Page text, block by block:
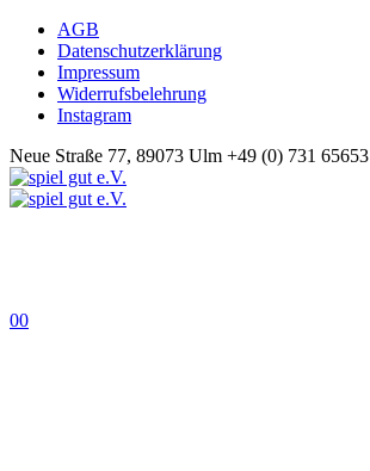
AGB
Datenschutzerklärung
Impressum
Widerrufsbelehrung
Instagram
Neue Straße 77, 89073 Ulm +49 (0) 731 65653
00